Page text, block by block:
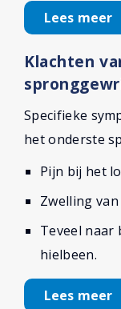
Lees meer
Klachten
Specifieke
het onderste
Pijn bij het
Zwelling
Teveel naar
hielbeen.
Lees meer